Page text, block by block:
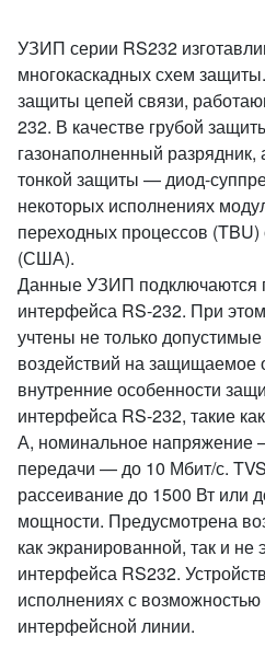
УЗИП серии RS232
многокаскадных схем
защиты цепей связи,
232. В качестве грубой
газонаполненный разрядник,
тонкой защиты — диод-
некоторых исполнениях
переходных процессов
(США).
Данные УЗИП подключаются
интерфейса RS-232. При
учтены не только
воздействий на защищаемое
внутренние особенности
интерфейса RS-232, такие
А, номинальное напряжение
передачи — до 10 Мбит/с.
рассеивание до 1500 Вт или
мощности. Предусмотрена
как экранированной, так и
интерфейса RS232.
исполнениях с
интерфейсной линии.